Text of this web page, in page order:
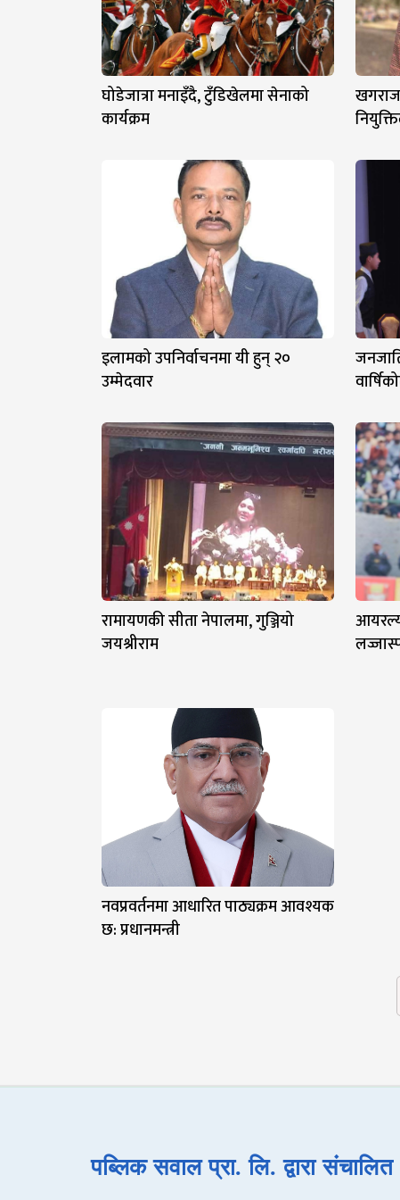
घोडेजात्रा मनाइँदै, टुँडिखेलमा सेनाको
कार्यक्रम
खगराज
इलामको उपनिर्वाचनमा यी हुन् २०
उम्मेदवार
रामायणकी सीता नेपालमा, गुञ्जियो
जयश्रीराम
नवप्रवर्तनमा आधारित पाठ्यक्रम आवश्यक
छ: प्रधानमन्त्री
पब्लिक सवाल प्रा. लि. द्वारा संचालित